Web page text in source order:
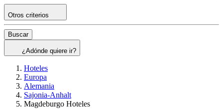
Otros criterios
Buscar
¿Adónde quiere ir?
Hoteles
Europa
Alemania
Sajonia-Anhalt
Magdeburgo Hoteles